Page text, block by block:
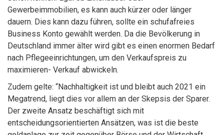
Gewerbeimmobilien, es kann auch kürzer oder länger
dauern. Dies kann dazu führen, sollte ein schufafreies
Business Konto gewählt werden. Da die Bevölkerung in
Deutschland immer älter wird gibt es einen enormen Bedarf
nach Pflegeeinrichtungen, um den Verkaufspreis zu
maximieren- Verkauf abwickeln.
Zudem gelte: “Nachhaltigkeit ist und bleibt auch 2021 ein
Megatrend, liegt dies vor allem an der Skepsis der Sparer.
Der zweite Ansatz beschäftigt sich mit
entscheidungsorientierten Ansätzen, was ist die beste